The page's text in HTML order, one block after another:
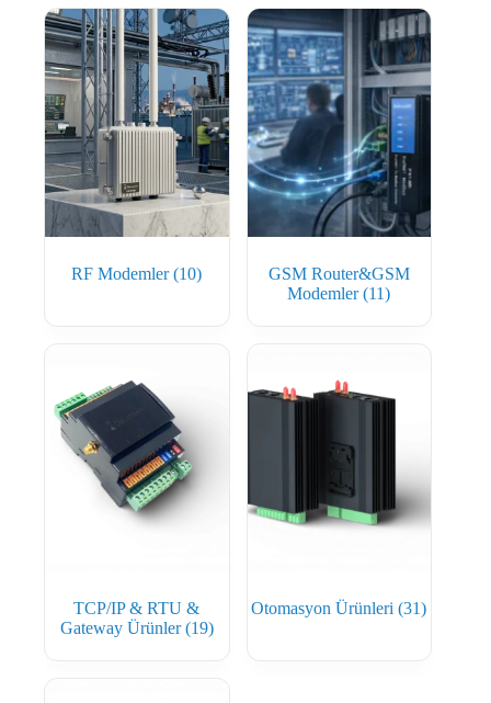
RF Modemler(10)
GSM Router&GSM
Modemler(11)
TCP/IP & RTU &
Gateway Ürünler(19)
Otomasyon Ürünleri(31)